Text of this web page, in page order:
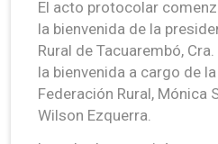
El acto protocolar
la bienvenida de la
Rural de Tacuarembó,
la bienvenida a cargo de
Federación Rural, Mónica
Wilson Ezquerra.